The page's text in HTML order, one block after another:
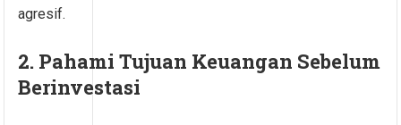
agresif.
2. Pahami Tujuan Keuangan Sebelum
Berinvestasi